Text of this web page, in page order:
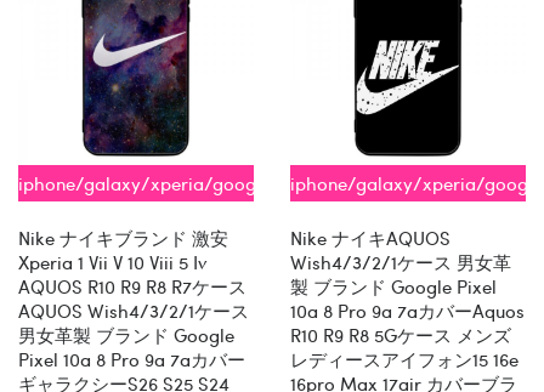
iphone/galaxy/xperia/google/aquos
Nike ナイキブランド 激安
Xperia 1 Vii V 10 Viii 5 Iv
AQUOS R10 R9 R8 R7ケース
AQUOS Wish4/3/2/1ケース
男女革製 ブランド Google
Pixel 10a 8 Pro 9a 7aカバー
ギャラクシーs26 S25 S24
iphone/galaxy/xperia/
Nike ナイキAQUOS
Wish4/3/2/1ケース 男女革
製 ブランド Google Pixel
10a 8 Pro 9a 7aカバーaquos
R10 R9 R8 5Gケース メンズ
レディースアイフォン15 16e
16pro Max 17air カバーブラ